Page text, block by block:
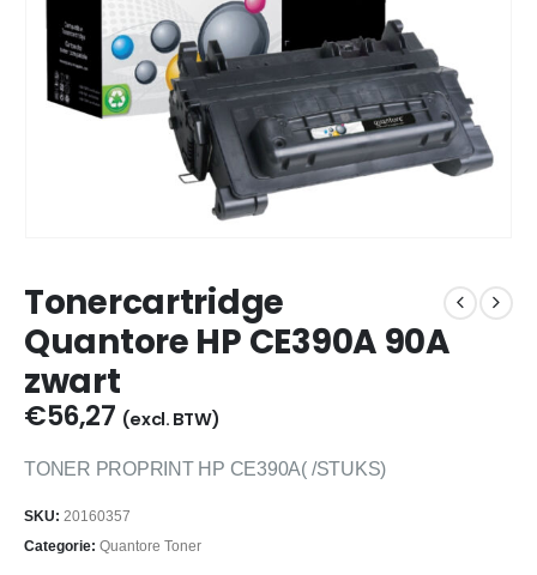
Tonercartridge
Quantore HP CE390A 90A
zwart
€56,27 (excl. BTW)
TONER PROPRINT HP CE390A( /STUKS)
SKU: 20160357
Categorie: Quantore Toner